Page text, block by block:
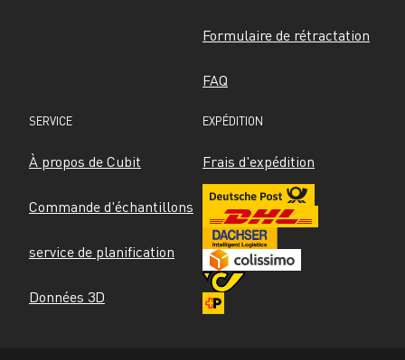
Formulaire de rétractation
FAQ
SERVICE
À propos de Cubit
Commande d'échantillons
service de planification
Données 3D
EXPÉDITION
Frais d'expédition